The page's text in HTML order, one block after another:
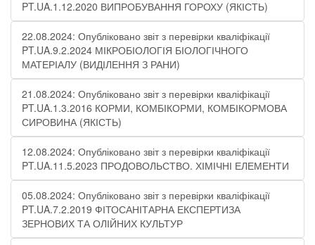
PT.UA.1.12.2020 ВИПРОБУВАННЯ ГОРОХУ (ЯКІСТЬ)
22.08.2024: Опубліковано звіт з перевірки кваліфікації
PT.UA.9.2.2024 МІКРОБІОЛОГІЯ БІОЛОГІЧНОГО
МАТЕРІАЛУ (ВИДІЛЕННЯ З РАНИ)
21.08.2024: Опубліковано звіт з перевірки кваліфікації
PT.UA.1.3.2016 КОРМИ, КОМБІКОРМИ, КОМБІКОРМОВА
СИРОВИНА (ЯКІСТЬ)
12.08.2024: Опубліковано звіт з перевірки кваліфікації
PT.UA.11.5.2023 ПРОДОВОЛЬСТВО. ХІМІЧНІ ЕЛЕМЕНТИ
05.08.2024: Опубліковано звіт з перевірки кваліфікації
PT.UA.7.2.2019 ФІТОСАНІТАРНА ЕКСПЕРТИЗА
ЗЕРНОВИХ ТА ОЛІЙНИХ КУЛЬТУР